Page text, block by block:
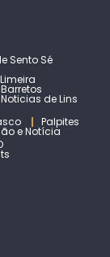
Sento Sé
Noticias de Lins
Palpites
e Notícia